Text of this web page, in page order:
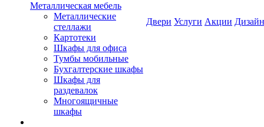
Металлическая мебель
Металлические
стеллажи
Картотеки
Шкафы для офиса
Тумбы мобильные
Бухгалтерские шкафы
Шкафы для
раздевалок
Многоящичные
шкафы
Двери Услуги Акции